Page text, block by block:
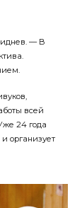
— В
всей
24 года
организует